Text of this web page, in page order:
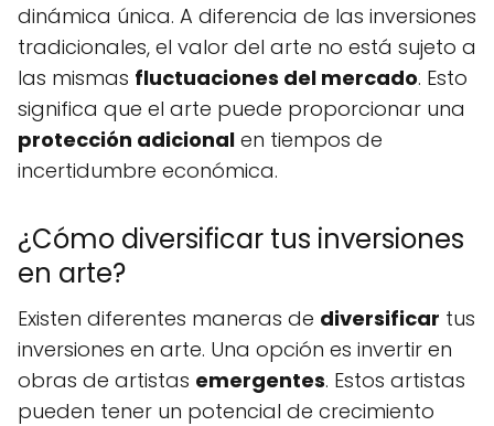
dinámica única. A diferencia de las inversiones
tradicionales, el valor del arte no está sujeto a
las mismas fluctuaciones del mercado. Esto
significa que el arte puede proporcionar una
protección adicional en tiempos de
incertidumbre económica.
¿Cómo diversificar tus inversiones
en arte?
Existen diferentes maneras de diversificar tus
inversiones en arte. Una opción es invertir en
obras de artistas emergentes. Estos artistas
pueden tener un potencial de crecimiento